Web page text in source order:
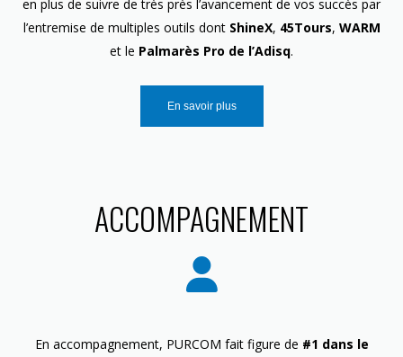
en plus de suivre de très près l’avancement de vos succès par
l’entremise de multiples outils dont ShineX, 45Tours, WARM
et le Palmarès Pro de l’Adisq.
En savoir plus
ACCOMPAGNEMENT
En accompagnement, PURCOM fait figure de #1 dans le